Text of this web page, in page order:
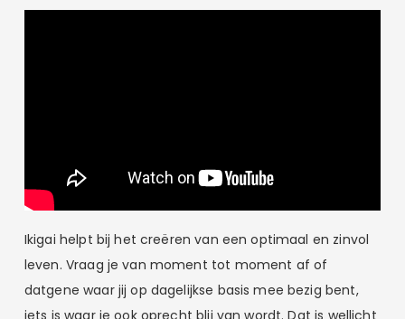
Ikigai helpt bij het creëren van een optimaal en zinvol
leven. Vraag je van moment tot moment af of
datgene waar jij op dagelijkse basis mee bezig bent,
iets is waar je ook oprecht blij van wordt. Dat is wellicht